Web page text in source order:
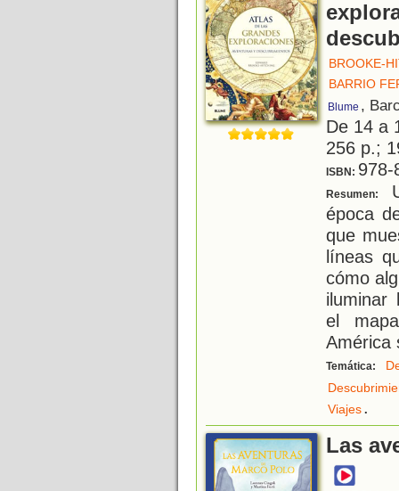
BROOKE-
BARRIO
Blume ,
De 14 a
256 p.;
ISBN: 978-
Resumen:
época
que
líneas
cómo
iluminar
el
América
Temática:
Viajes.
Las